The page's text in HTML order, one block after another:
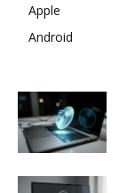
Apple
Android